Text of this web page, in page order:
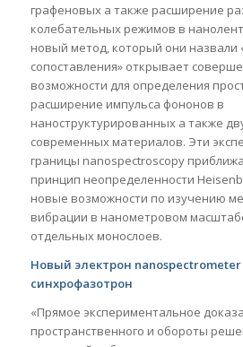
графеновых а также расширение
колебательных режимов в
новый метод, который они назвали
сопоставления» открывает
возможности для определения
расширение импульса фононов в
наноструктурированных а также
современных материалов. Эти
границы nanospectroscopy
принцип неопределенности
новые возможности по изучению
вибрации в нанометровом
отдельных монослоев.
Новый электрон
синхрофазотрон
«Прямое экспериментальное
пространственного и обороты